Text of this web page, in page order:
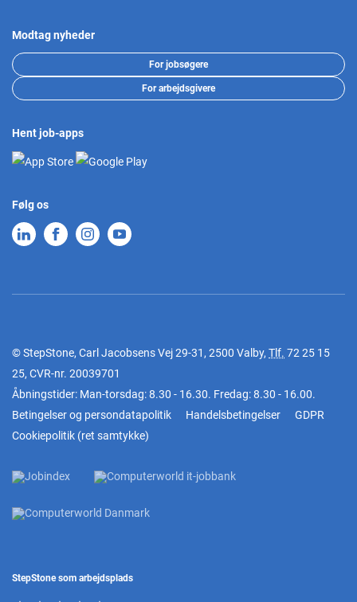
Modtag nyheder
For jobsøgere
For arbejdsgivere
Hent job-apps
Følg os
© StepStone, Carl Jacobsens Vej 29-31, 2500 Valby, Tlf. 72 25 15
25, CVR-nr. 20039701
Åbningstider: Man-torsdag: 8.30 - 16.30. Fredag: 8.30 - 16.00.
Betingelser og persondatapolitik
Handelsbetingelser
GDPR
Cookiepolitik (ret samtykke)
StepStone som arbejdsplads